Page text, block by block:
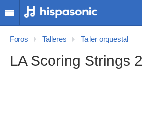
Foros Talleres Taller orquestal
LA Scoring Strings